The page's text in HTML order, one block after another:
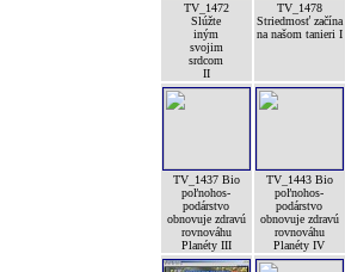
TV_1472
Slúžte
iným
svojim
srdcom
II
TV_1478
Striedmosť začína
na našom tanieri I
TV_1437 Bio
poľnohos-
podárstvo
obnovuje zdravú
rovnováhu
Planéty III
TV_1443 Bio
poľnohos-
podárstvo
obnovuje zdravú
rovnováhu
Planéty IV